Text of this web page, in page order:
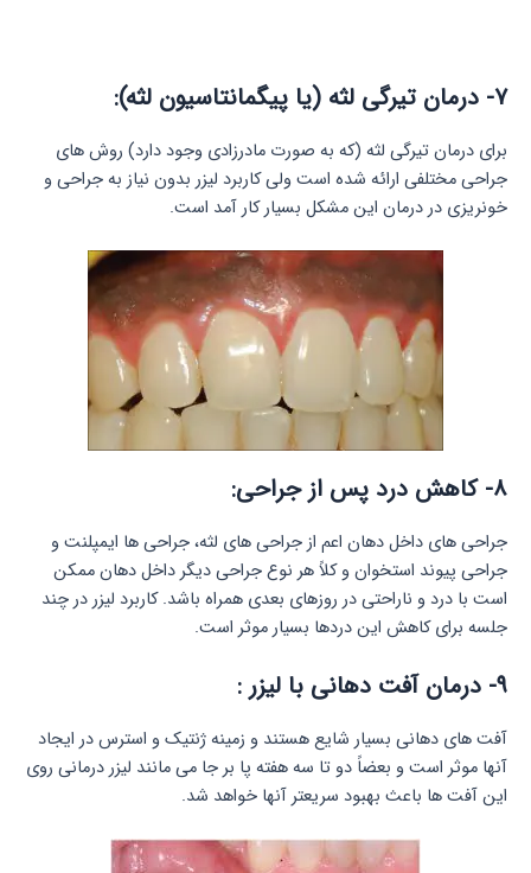
۷- درمان تیرگی لثه (یا پیگمانتاسیون لثه):
برای درمان تیرگی لثه (که به صورت مادرزادی وجود دارد) روش های
جراحی مختلفی ارائه شده است ولی کاربرد لیزر بدون نیاز به جراحی و
خونریزی در درمان این مشکل بسیار کار آمد است.
۸- کاهش درد پس از جراحی:
جراحی های داخل دهان اعم از جراحی های لثه، جراحی ها ایمپلنت و
جراحی پیوند استخوان و کلاً هر نوع جراحی دیگر داخل دهان ممکن
است با درد و ناراحتی در روزهای بعدی همراه باشد. کاربرد لیزر در چند
جلسه برای کاهش این دردها بسیار موثر است.
۹- درمان آفت دهانی با لیزر :
آفت های دهانی بسیار شایع هستند و زمینه ژنتیک و استرس در ایجاد
آنها موثر است و بعضاً دو تا سه هفته پا بر جا می مانند لیزر درمانی روی
این آفت ها باعث بهبود سریعتر آنها خواهد شد.